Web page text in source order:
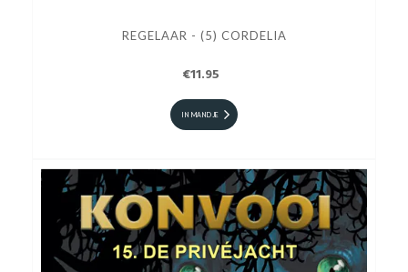
REGELAAR - (5) CORDELIA
€11.95
IN MANDJE